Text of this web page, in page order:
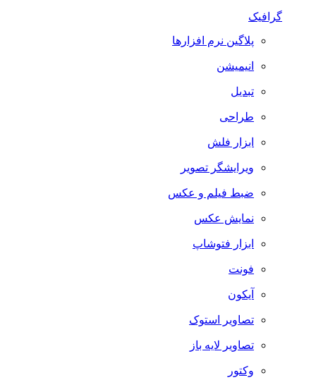
گرافیک
پلاگین نرم افزارها
انیمیشن
تبدیل
طراحی
ابزار فلش
ویرایشگر تصویر
ضبط فيلم و عكس
نمایش عکس
ابزار فتوشاپ
فونت
آیکون
تصاویر استوک
تصاویر لایه باز
وکتور